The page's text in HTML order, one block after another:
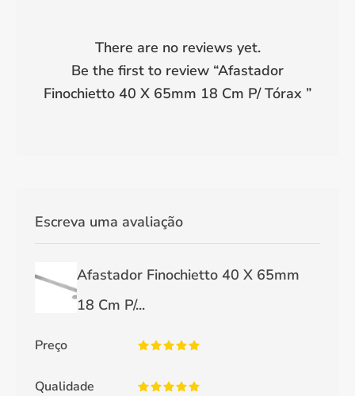
There are no reviews yet.
Be the first to review “Afastador
Finochietto 40 X 65mm 18 Cm P/ Tórax ”
Escreva uma avaliação
Afastador Finochietto 40 X 65mm
18 Cm P/...
Preço
Qualidade